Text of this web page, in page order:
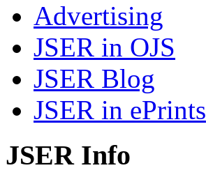
Advertising
JSER in OJS
JSER Blog
JSER in ePrints
JSER Info